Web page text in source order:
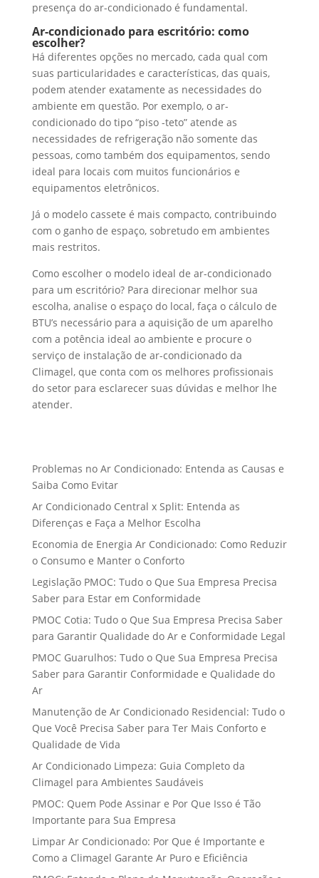
presença do ar-condicionado é fundamental.
Ar-condicionado para escritório: como
escolher?
Há diferentes opções no mercado, cada qual com
suas particularidades e características, das quais,
podem atender exatamente as necessidades do
ambiente em questão. Por exemplo, o ar-
condicionado do tipo “piso -teto” atende as
necessidades de refrigeração não somente das
pessoas, como também dos equipamentos, sendo
ideal para locais com muitos funcionários e
equipamentos eletrônicos.
Já o modelo cassete é mais compacto, contribuindo
com o ganho de espaço, sobretudo em ambientes
mais restritos.
Como escolher o modelo ideal de ar-condicionado
para um escritório? Para direcionar melhor sua
escolha, analise o espaço do local, faça o cálculo de
BTU’s necessário para a aquisição de um aparelho
com a potência ideal ao ambiente e procure o
serviço de instalação de ar-condicionado da
Climagel, que conta com os melhores profissionais
do setor para esclarecer suas dúvidas e melhor lhe
atender.
Problemas no Ar Condicionado: Entenda as Causas e
Saiba Como Evitar
Ar Condicionado Central x Split: Entenda as
Diferenças e Faça a Melhor Escolha
Economia de Energia Ar Condicionado: Como Reduzir
o Consumo e Manter o Conforto
Legislação PMOC: Tudo o Que Sua Empresa Precisa
Saber para Estar em Conformidade
PMOC Cotia: Tudo o Que Sua Empresa Precisa Saber
para Garantir Qualidade do Ar e Conformidade Legal
PMOC Guarulhos: Tudo o Que Sua Empresa Precisa
Saber para Garantir Conformidade e Qualidade do
Ar
Manutenção de Ar Condicionado Residencial: Tudo o
Que Você Precisa Saber para Ter Mais Conforto e
Qualidade de Vida
Ar Condicionado Limpeza: Guia Completo da
Climagel para Ambientes Saudáveis
PMOC: Quem Pode Assinar e Por Que Isso é Tão
Importante para Sua Empresa
Limpar Ar Condicionado: Por Que é Importante e
Como a Climagel Garante Ar Puro e Eficiência